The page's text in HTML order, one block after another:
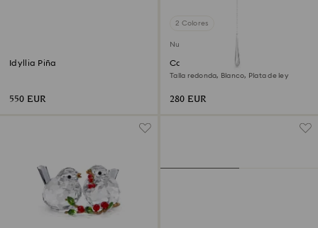
Idyllia Piña
550 EUR
2 Colores
Nuevo
Colgante en Y Swarovski
Classica
Talla redonda, Blanco, Plata de ley
280 EUR